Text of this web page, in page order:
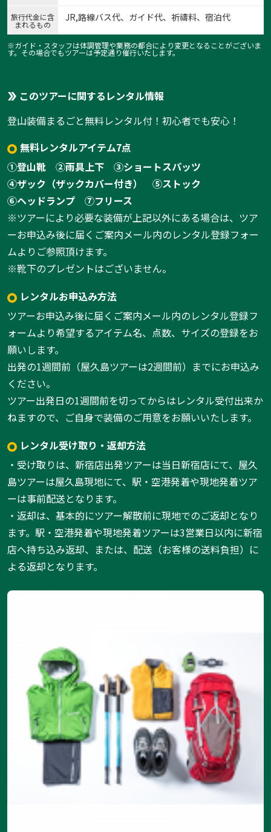
旅行代金に含
まれるもの
JR,路線バス代、ガイド代、祈禱料、宿泊代
※ガイド・スタッフは体調管理や業務の都合により変更となることがございま
す。その場合でもツアーは予定通り催行いたします。
このツアーに関するレンタル情報
登山装備まるごと無料レンタル付！初心者でも安心！
無料レンタルアイテム7点
①登山靴
②雨具上下
③ショートスパッツ
④ザック（ザックカバー付き）
⑤ストック
⑥ヘッドランプ
⑦フリース
※ツアーにより必要な装備が上記以外にある場合は、ツア
ーお申込み後に届くご案内メール内のレンタル登録フォー
ムよりご参照頂けます。
※靴下のプレゼントはございません。
レンタルお申込み方法
ツアーお申込み後に届くご案内メール内のレンタル登録フ
ォームより希望するアイテム名、点数、サイズの登録をお
願いします。
出発の1週間前（屋久島ツアーは2週間前）までにお申込み
ください。
ツアー出発日の1週間前を切ってからはレンタル受付出来か
ねますので、ご自身で装備のご用意をお願いいたします。
レンタル受け取り・返却方法
・受け取りは、新宿店出発ツアーは当日新宿店にて、屋久
島ツアーは屋久島現地にて、駅・空港発着や現地発着ツア
ーは事前配送となります。
・返却は、基本的にツアー解散前に現地でのご返却となり
ます。駅・空港発着や現地発着ツアーは3営業日以内に新宿
店へ持ち込み返却、または、配送（お客様の送料負担）に
よる返却となります。
1:那智の滝